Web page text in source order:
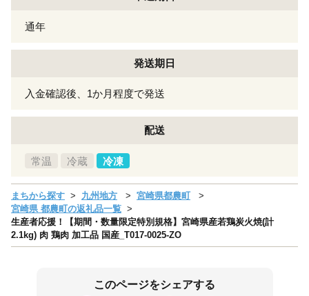
通年
発送期日
入金確認後、1か月程度で発送
配送
常温 冷蔵 冷凍
まちから探す 九州地方
宮崎県都農町
宮崎県 都農町の返礼品一覧
生産者応援！【期間・数量限定特別規格】宮崎県産若鶏炭火焼(計
2.1kg) 肉 鶏肉 加工品 国産_T017-0025-ZO
このページをシェアする